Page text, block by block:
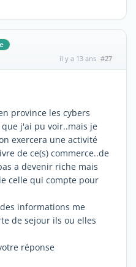
il y a 13 ans #27
province les cybers
j'ai pu voir..mais je
exercera une activité
de ce(s) commerce..de
a devenir riche mais
celle qui compte pour
informations me
de sejour ils ou elles
réponse